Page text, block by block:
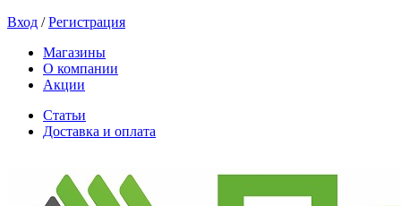
Вход /Регистрация
Магазины
О компании
Акции
Статьи
Доставка и оплата